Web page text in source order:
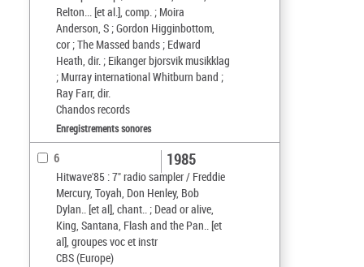
Relton... [et al.], comp. ; Moira
Anderson, S ; Gordon Higginbottom,
cor ; The Massed bands ; Edward
Heath, dir. ; Eikanger bjorsvik musikklag
; Murray international Whitburn band ;
Ray Farr, dir.
Chandos records
Enregistrements sonores
6
Hitwave'85 : 7" radio sampler / Freddie
Mercury, Toyah, Don Henley, Bob
Dylan.. [et al], chant.. ; Dead or alive,
King, Santana, Flash and the Pan.. [et
al], groupes voc et instr
CBS (Europe)
1985